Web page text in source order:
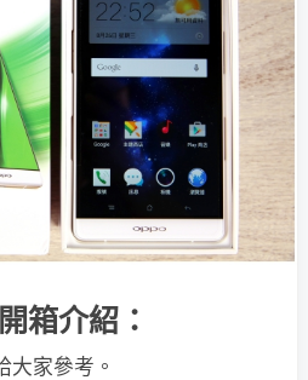
箱介紹：
大家參考。